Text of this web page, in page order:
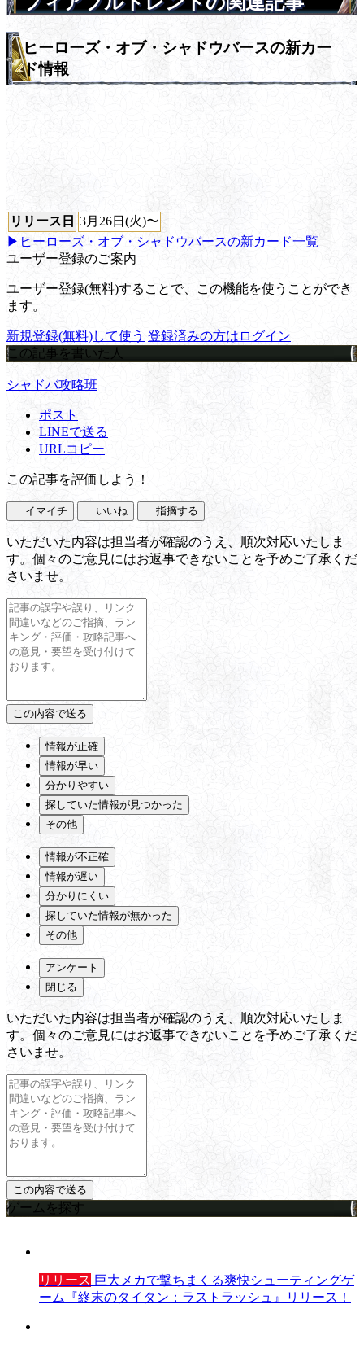
ヒーローズ・オブ・シャドウバースの新カー
ド情報
リリース日 3月26日(火)〜
▶ヒーローズ・オブ・シャドウバースの新カード一覧
ユーザー登録のご案内
ユーザー登録(無料)することで、この機能を使うことができ
ます。
新規登録(無料)して使う 登録済みの方はログイン
この記事を書いた人
シャドバ攻略班
ポスト
LINEで送る
URLコピー
この記事を評価しよう！
イマイチ いいね 指摘する
いただいた内容は担当者が確認のうえ、順次対応いたしま
す。個々のご意見にはお返事できないことを予めご了承くだ
さいませ。
情報が正確
情報が早い
分かりやすい
探していた情報が見つかった
その他
情報が不正確
情報が遅い
分かりにくい
探していた情報が無かった
その他
アンケート
閉じる
いただいた内容は担当者が確認のうえ、順次対応いたしま
す。個々のご意見にはお返事できないことを予めご了承くだ
さいませ。
ゲームを探す
リリース 巨大メカで撃ちまくる爽快シューティングゲ
ーム『終末のタイタン：ラストラッシュ』リリース！